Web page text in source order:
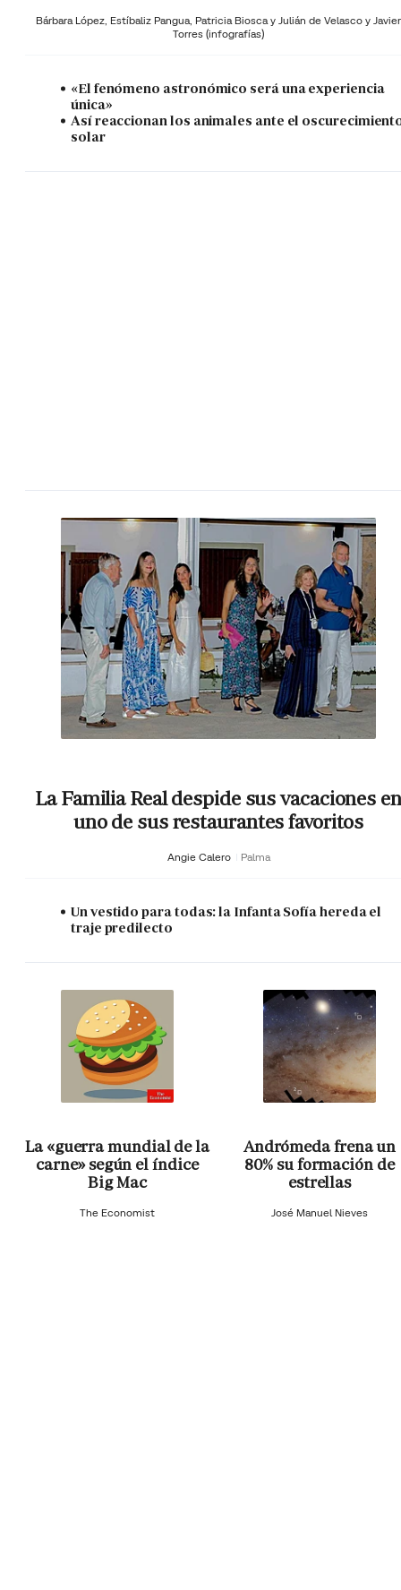
Bárbara López, Estíbaliz Pangua, Patricia Biosca y Julián de Velasco y Javier
Torres (infografías)
«El fenómeno astronómico será una experiencia
única»
Así reaccionan los animales ante el
solar
La Familia Real despide sus vacaciones en
uno de sus restaurantes favoritos
Angie Calero Palma
Un vestido para todas: la Infanta Sofía hereda el
traje predilecto
La «guerra mundial de la
carne» según el índice
Big Mac
The Economist
Andrómeda frena un
80% su formación de
estrellas
José Manuel Nieves